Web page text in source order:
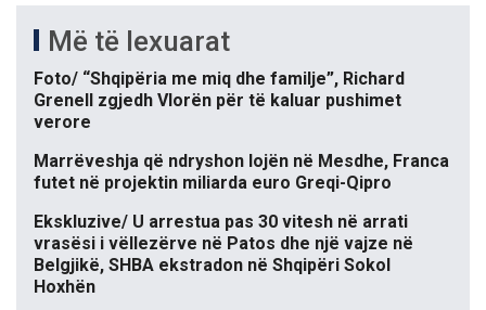
Më të lexuarat
Foto/ “Shqipëria me miq dhe familje”, Richard
Grenell zgjedh Vlorën për të kaluar pushimet
verore
Marrëveshja që ndryshon lojën në Mesdhe, Franca
futet në projektin miliarda euro Greqi-Qipro
Ekskluzive/ U arrestua pas 30 vitesh në arrati
vrasësi i vëllezërve në Patos dhe një vajze në
Belgjikë, SHBA ekstradon në Shqipëri Sokol
Hoxhën